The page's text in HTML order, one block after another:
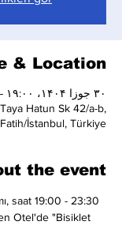
& Location
۳۰ جوزا ۱۴۰۴، ۱۹:۰۰ – ۲۳:۳۰
Hatun Sk 42/a-b,
İstanbul, Türkiye
the event
saat 19:00 - 23:30
Otel'de "Bisiklet